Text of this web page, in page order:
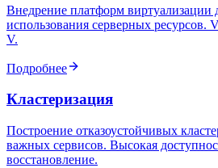
Внедрение платформ виртуализации
использования серверных ресурсов.
V.
Подробнее
Кластеризация
Построение отказоустойчивых
важных сервисов. Высокая
восстановление.